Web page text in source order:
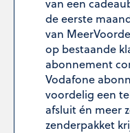
van een
de eerste
van
op bestaande
abonnement
Vodafone
voordelig een
afsluit én meer
zenderpakket